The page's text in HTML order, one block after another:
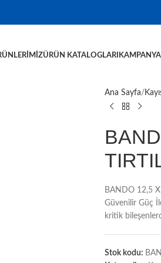
ÜRÜN KATALOGLARI
Ana Sayfa
BANDO 12,5 X
Güvenilir Güç
kritik
Stok kodu: